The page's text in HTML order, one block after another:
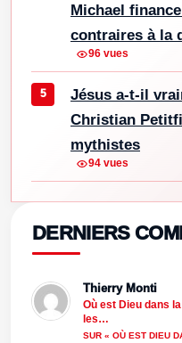
Michael
contraires à la
96 vues
Jésus a-t-il
Christian
mythistes
94 vues
DERNIERS
Thierry Monti
Où est Dieu dans
les…
SUR « OÙ EST DIEU